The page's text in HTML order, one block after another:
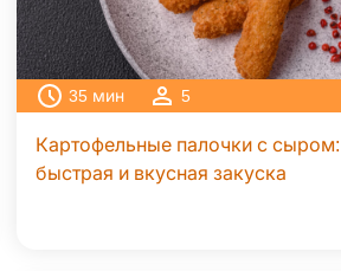
35 мин 5
Картофельные палочки с сыром:
быстрая и вкусная закуска